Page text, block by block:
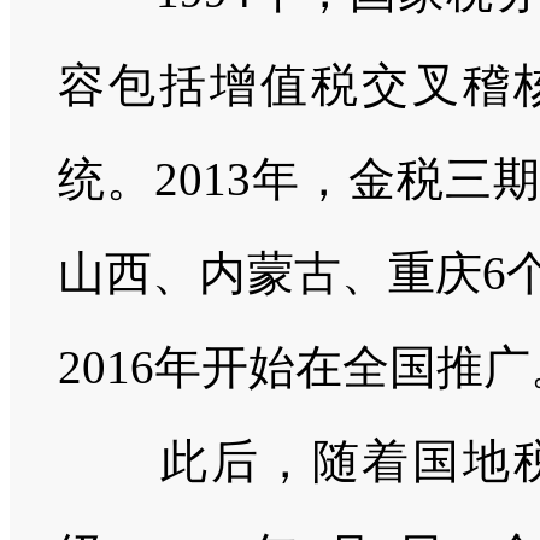
容包括增值税交叉稽
统。2013年，金税三
山西、内蒙古、重庆6
2016年开始在全国推
此后，随着国地